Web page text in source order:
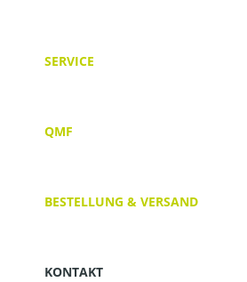
SERVICE
QMF
BESTELLUNG & VERSAND
KONTAKT